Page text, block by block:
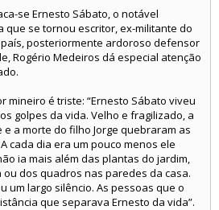
se Ernesto Sábato, o notável
que se tornou escritor, ex-militante do
posteriormente ardoroso defensor
Rogério Medeiros dá especial atenção
mineiro é triste: “Ernesto Sábato viveu
golpes da vida. Velho e fragilizado, a
a morte do filho Jorge quebraram as
cada dia era um pouco menos ele
ia mais além das plantas do jardim,
dos quadros nas paredes da casa.
um largo silêncio. As pessoas que o
que separava Ernesto da vida”.